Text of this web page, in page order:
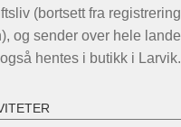
(bortsett fra
og sender over hele
hentes i butikk i Larvik.